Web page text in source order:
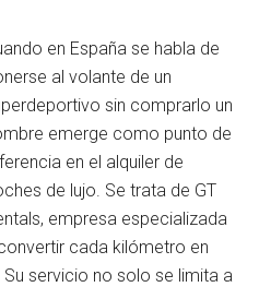
pasan
desapercibidos
en España se habla de
al volante de un
sin comprarlo un
emerge como punto de
en el alquiler de
de lujo. Se trata de GT
empresa especializada
cada kilómetro en
servicio no solo se limita a